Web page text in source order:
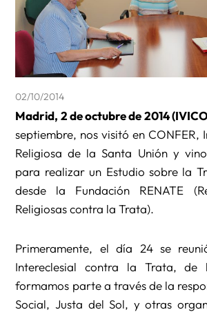
02/10/2014
Madrid, 2 de octubre de 2014
septiembre, nos visitó en CONFER,
Religiosa de la Santa Unión y
para realizar un Estudio sobre la
desde la Fundación RENATE
Religiosas contra la Trata).
Primeramente, el día 24 se
Intereclesial contra la Trata, de
formamos parte a través de la
Social, Justa del Sol, y otras